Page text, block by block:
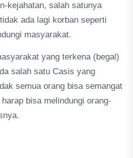
kejahatan, salah satunya
ada lagi korban seperti
masyarakat.
yang terkena (begal)
salah satu Casis yang
semua orang bisa semangat
bisa melindungi orang-